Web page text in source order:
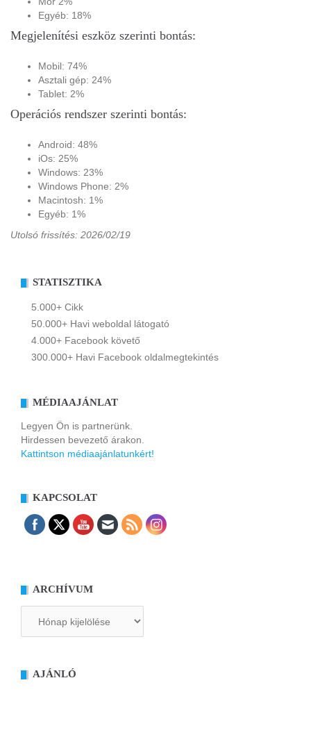
Egyéb: 18%
Megjelenítési eszköz szerinti bontás:
Mobil: 74%
Asztali gép: 24%
Tablet: 2%
Operációs rendszer szerinti bontás:
Android: 48%
iOs: 25%
Windows: 23%
Windows Phone: 2%
Macintosh: 1%
Egyéb: 1%
Utolsó frissítés: 2026/02/19
STATISZTIKA
5.000+ Cikk
50.000+ Havi weboldal látogató
4.000+ Facebook követő
300.000+ Havi Facebook oldalmegtekintés
MÉDIAAJÁNLAT
Legyen Ön is partnerünk.
Hirdessen bevezető árakon.
Kattintson médiaajánlatunkért!
KAPCSOLAT
ARCHÍVUM
AJÁNLÓ